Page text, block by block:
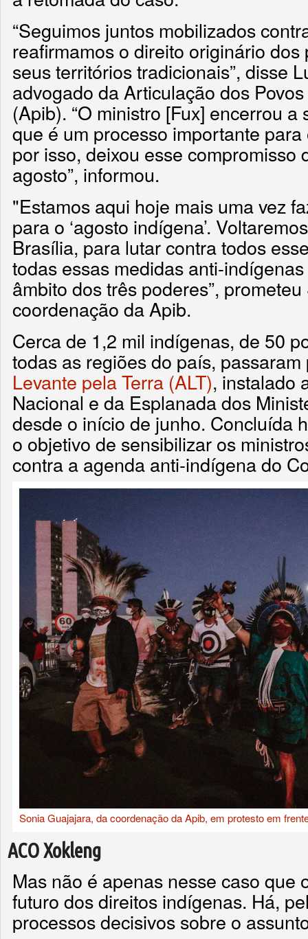
“Seguimos juntos mobilizados
reafirmamos o direito originário
seus territórios tradicionais”, disse
advogado da Articulação dos
(Apib). “O ministro [Fux] encerrou
que é um processo importante
por isso, deixou esse compromisso
agosto”, informou.
"Estamos aqui hoje mais uma vez
para o ‘agosto indígena’.
Brasília, para lutar contra todos
todas essas medidas anti-
âmbito dos três poderes”,
coordenação da Apib.
Cerca de 1,2 mil indígenas, de 50
todas as regiões do país,
Levante pela Terra (ALT), instalado
Nacional e da Esplanada dos
desde o início de junho. Concluída
o objetivo de sensibilizar os
contra a agenda anti-indígena do
Sonia Guajajara, da coordenação da Apib, em protesto em
ACO Xokleng
Mas não é apenas nesse caso que
futuro dos direitos indígenas. Há,
processos decisivos sobre o